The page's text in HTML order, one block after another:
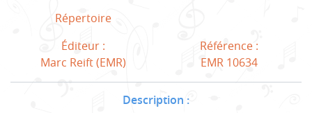
Répertoire
Éditeur :
Marc Reift (EMR)
Référence :
EMR 10634
Description :